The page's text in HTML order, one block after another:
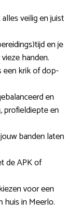
veilig en juist
en je
handen.
een krik of dop-
en
profieldiepte en
banden laten
de APK of
voor een
huis in Meerlo.